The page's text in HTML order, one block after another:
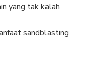
yang tak kalah
sandblasting